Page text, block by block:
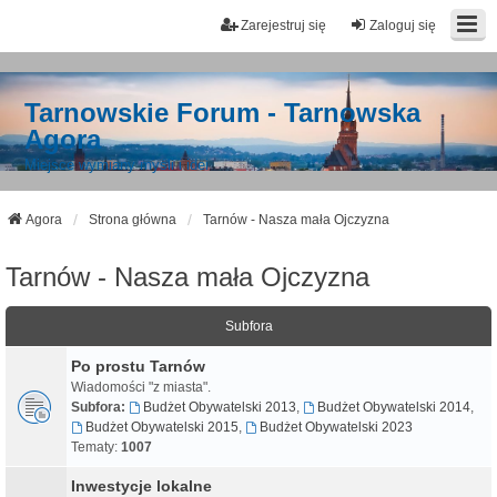
Zaloguj się
Zarejestruj się
Tarnowskie Forum - Tarnowska
Agora
Miejsce wymiany myśli i idei
Agora Strona główna Tarnów - Nasza mała Ojczyzna
Tarnów - Nasza mała Ojczyzna
Subfora
Po prostu Tarnów
Wiadomości "z miasta".
Subfora:
Budżet Obywatelski 2013, Budżet Obywatelski 2014,
Budżet Obywatelski 2015,
Budżet Obywatelski 2023
Tematy: 1007
Inwestycje lokalne